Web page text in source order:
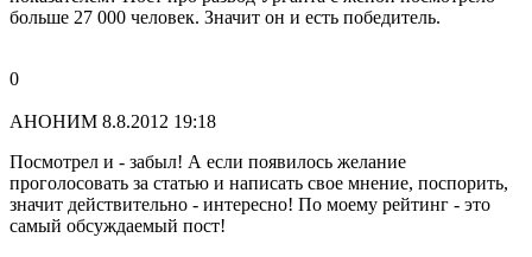
больше 27 000 человек. Значит он и есть победитель.
0
АНОНИМ 8.8.2012 19:18
Посмотрел и - забыл! А если появилось желание
проголосовать за статью и написать свое мнение, поспорить,
значит действительно - интересно! По моему рейтинг - это
самый обсуждаемый пост!